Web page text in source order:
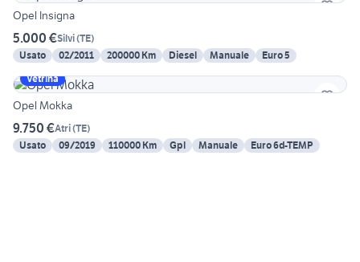
Opel Insigna
5.000 €Silvi(TE)
Usato
02/2011 200000 Km Diesel Manuale
Euro 5
Vetrina
Opel Mokka
9.750 €Atri(TE)
Usato
09/2019 110000 Km Gpl Manuale Euro 6d-TEMP